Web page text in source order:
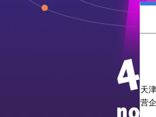
天
营